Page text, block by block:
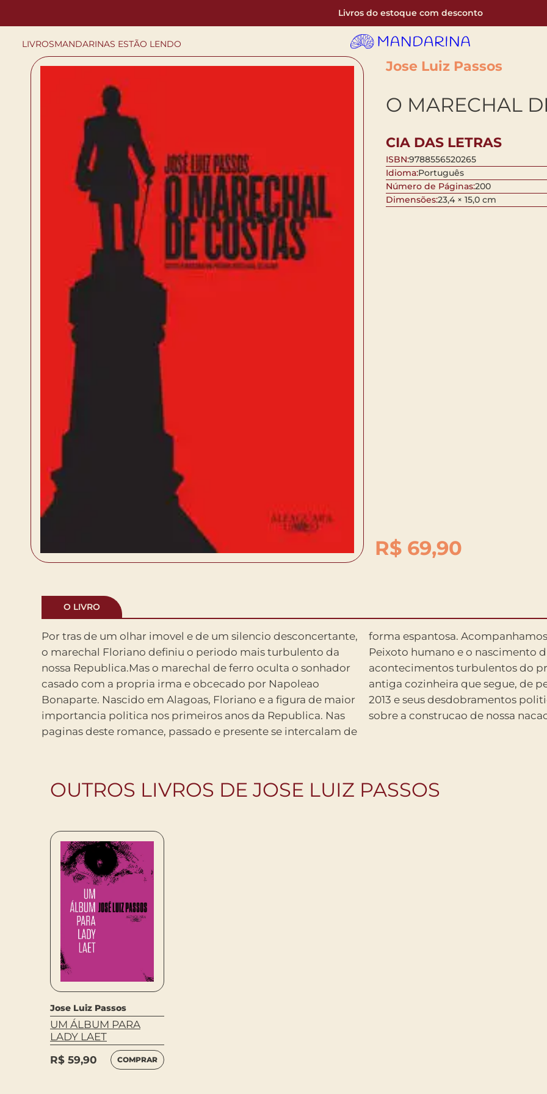
Livros do estoque com desconto
LIVROSMANDARINAS ESTÃO LENDO
Jose Luiz Passos
O MARECHAL
CIA DAS LETRAS
ISBN:9788556520265
Idioma:Português
Número de Páginas:200
Dimensões:23,4 × 15,0 cm
R$69,90
O LIVRO
Por tras de um olhar imovel e de um silencio desconcertante,
o marechal Floriano definiu o periodo mais turbulento da
nossa Republica.Mas o marechal de ferro oculta o sonhador
casado com a propria irma e obcecado por Napoleao
Bonaparte. Nascido em Alagoas, Floriano e a figura de maior
importancia politica nos primeiros anos da Republica. Nas
paginas deste romance, passado e presente se intercalam de
forma espantosa. Acompanhamos nao so um Floriano
Peixoto humano e o nascimento da Republica, como os
acontecimentos turbulentos do presente, por meio de uma
antiga cozinheira que segue, de perto, as manifestacoes de
2013 e seus desdobramentos politicos. Um livro poderoso
sobre a construcao de nossa
OUTROS LIVROS DE JOSE LUIZ PASSOS
Jose Luiz Passos
UM ÁLBUM PARA
LADY LAET
R$ 59,90 COMPRAR